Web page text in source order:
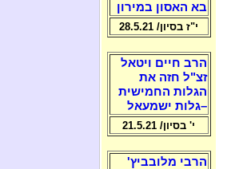
בא האסון במירון
י"ז בסיון/ 28.5.21
הרב חיים ויטאל
זצ"ל חזה את
הגלות החמישית
–גלות ישמעאל
י' בסיון/ 21.5.21
הרבי מלובביץ'